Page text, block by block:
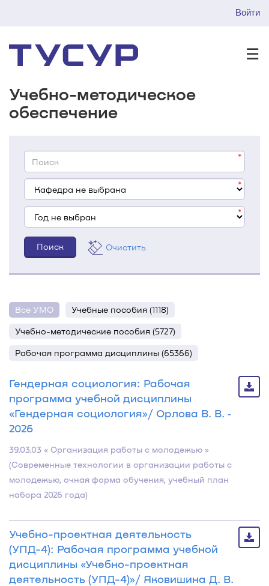
Войти
☰
Учебно-методическое
обеспечение
Очистить
Все УМО Учебные пособия (1118)
Учебно-методические пособия (5727)
Рабочая программа дисциплины (65366)
Гендерная социология: Рабочая
программа учебной дисциплины
«Гендерная социология»/ Орлова В. В. ‐
2026
39.03.03 « Организация работы с молодежью »
(Современные технологии в организации работы с
молодежью, очная форма обучения, учебный план
набора 2026 года)
Учебно-проектная деятельность
(УПД-4): Рабочая программа учебной
дисциплины «Учебно-проектная
деятельность (УПД-4)»/ Яковишина Д. В.